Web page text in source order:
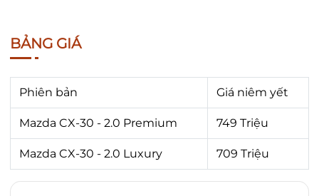
BẢNG GIÁ
Phiên bản Giá niêm yết
Mazda CX-30 - 2.0 Premium 749 Triệu
Mazda CX-30 - 2.0 Luxury 709 Triệu